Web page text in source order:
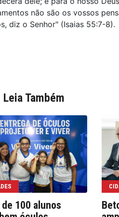
não são os vossos
diz o Senhor" (Isaias 55:7-8).
Leia Também
100 alunos